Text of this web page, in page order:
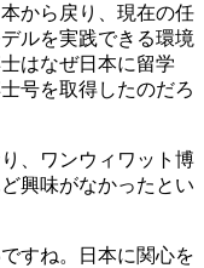
から戻り、現在の任
ルを実践できる環境
はなぜ日本に留学
号を取得したのだろ
、ワンウィワット博
興味がなかったとい
すね。日本に関心を